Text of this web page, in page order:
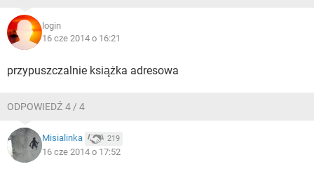
login
16 cze 2014 o 16:21
przypuszczalnie książka adresowa
ODPOWIEDŹ 4 / 4
Misialinka 219
16 cze 2014 o 17:52